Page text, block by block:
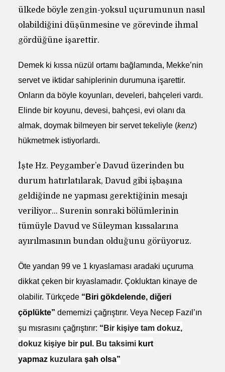
ülkede böyle zengin-yoksul uçurumunun nasıl
olabildiğini düşünmesine ve görevinde ihmal
gördüğüne işarettir.
Demek ki kıssa nüzül ortamı bağlamında, Mekke’nin
servet ve iktidar sahiplerinin durumuna işarettir.
Onların da böyle koyunları, develeri, bahçeleri vardı.
Elinde bir koyunu, devesi, bahçesi, evi olanı da
almak, doymak bilmeyen bir servet tekeliyle (kenz)
hükmetmek istiyorlardı.
İşte Hz. Peygamber’e Davud üzerinden bu
durum hatırlatılarak, Davud gibi işbaşına
geldiğinde ne yapması gerektiğinin mesajı
veriliyor… Surenin sonraki bölümlerinin
tümüyle Davud ve Süleyman kıssalarına
ayırılmasının bundan olduğunu görüyoruz.
Öte yandan 99 ve 1 kıyaslaması aradaki uçuruma
dikkat çeken bir kıyaslamadır. Çokluktan kinaye de
olabilir. Türkçede “Biri gökdelende, diğeri
çöplükte” dememizi çağrıştırır. Veya Necep Fazıl’ın
şu mısrasını çağrıştırır: “ Bir kişiye tam dokuz,
dokuz kişiye bir pul . Bu taksimi kurt
yapmaz kuzulara şah olsa”